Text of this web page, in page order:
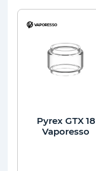
Pyrex GTX 18
Vaporesso